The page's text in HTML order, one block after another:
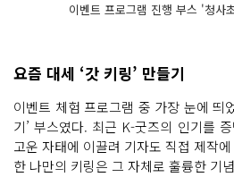
이벤트 프로그램 진행 부스 '청사
요즘 대세 ‘갓 키링’ 만들기
이벤트 체험 프로그램 중 가장 눈에 띄
기’ 부스였다. 최근 K-굿즈의 인기를
고운 자태에 이끌려 기자도 직접 제작
한 나만의 키링은 그 자체로 훌륭한 기